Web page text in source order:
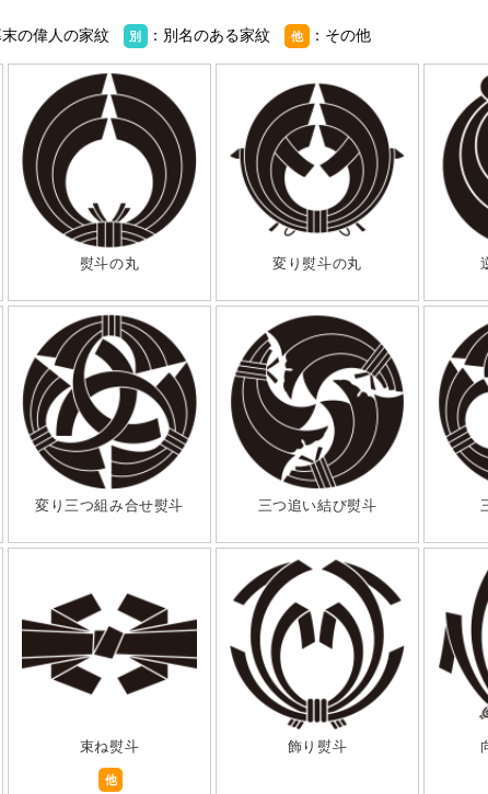
の偉人の家紋 別 ：別名のある家紋 他 ：その他
熨斗の丸 変り熨斗の丸
変り三つ組み合せ熨斗 三つ追い結び熨斗
束ね熨斗
他
飾り熨斗